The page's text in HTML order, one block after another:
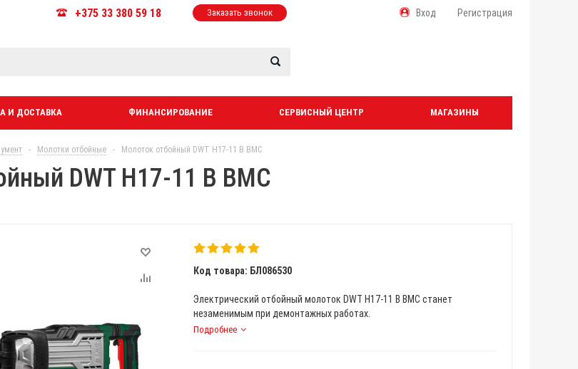
+375 33 380 59 18 Заказать звонок Вход Регистрация
И ДОСТАВКА ФИНАНСИРОВАНИЕ СЕРВИСНЫЙ ЦЕНТР МАГАЗИНЫ
- Молотки отбойные - Молоток отбойный DWT H17-11 B BMC
DWT H17-11 B BMC
Код товара: БЛ086530
Электрический отбойный молоток DWT H17-11 B BMC станет
незаменимым при демонтажных работах.
Подробнее